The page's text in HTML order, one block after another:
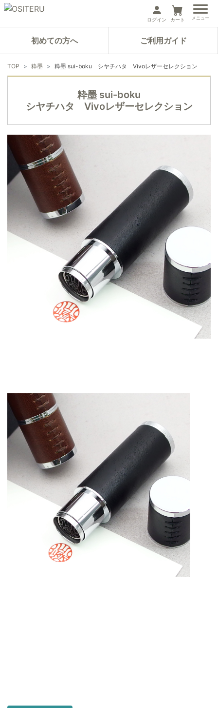
メニュー
カート
ログイン
初めての方へ ご利用ガイド
TOP 粋墨 粋墨 sui-boku シヤチハタ Vivoレザーセレクション
粋墨 sui-boku
シヤチハタ Vivoレザーセレクション